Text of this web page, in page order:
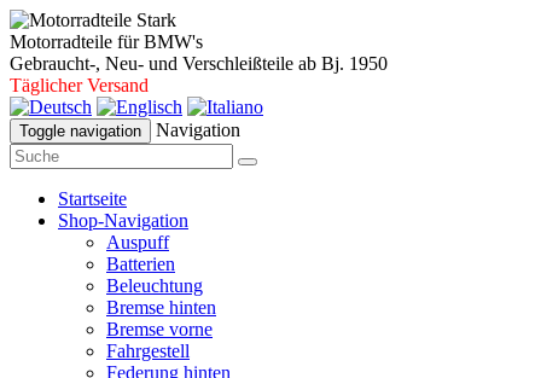
Motorradteile für BMW's
Gebraucht-, Neu- und Verschleißteile ab Bj. 1950
Täglicher Versand
Toggle navigation Navigation
Startseite
Shop-Navigation
Auspuff
Batterien
Beleuchtung
Bremse hinten
Bremse vorne
Fahrgestell
Federung hinten